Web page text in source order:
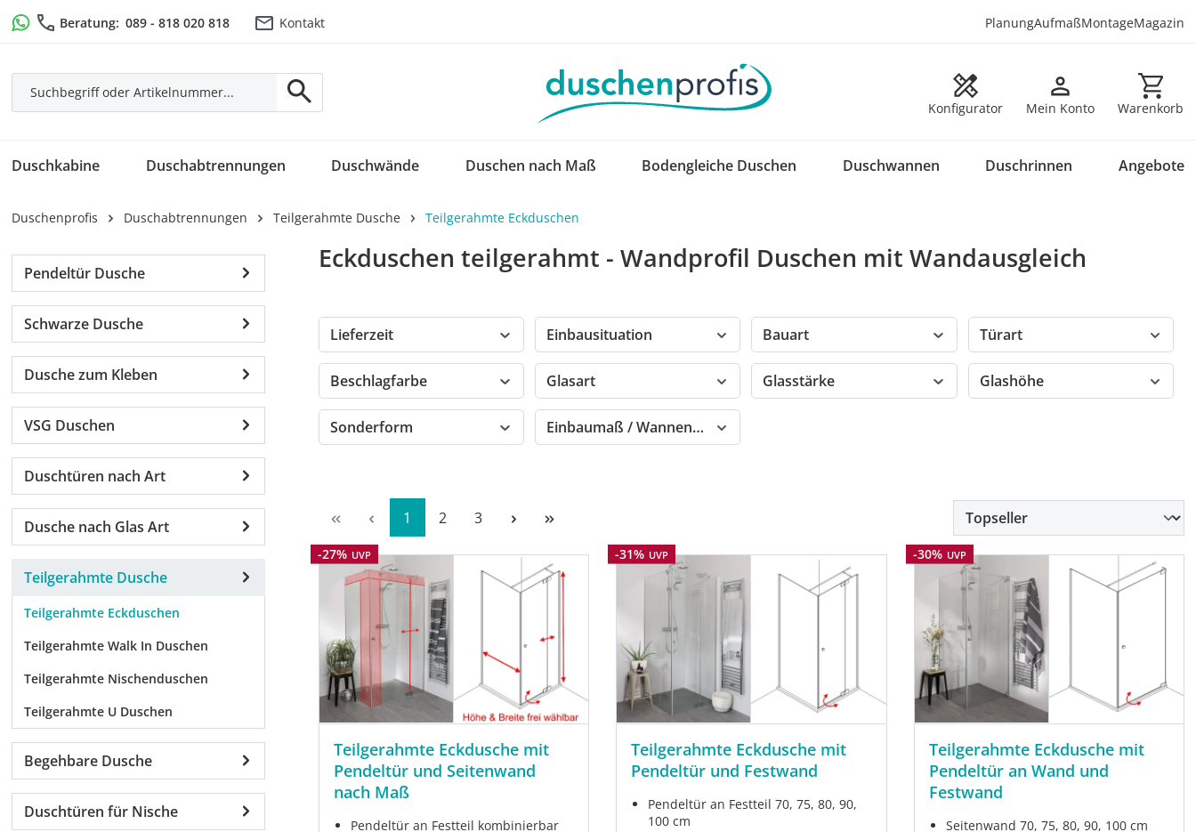
Hauptinhalt springen
Zur Suche springen
Zur Hauptnavigation springen
Beratung: 089 - 818 020 818 Kontakt PlanungAufmaßMontageMagazin
Konfigurator Mein Konto Warenkorb
Warenkorb
Duschkabine Duschabtrennungen Duschwände Duschen nach Maß Bodengleiche Duschen Duschwannen Duschrinnen Angebote
Duschenprofis Duschabtrennungen Teilgerahmte Dusche Teilgerahmte Eckduschen
Pendeltür Dusche
Schwarze Dusche
Dusche zum Kleben
VSG Duschen
Duschtüren nach Art
Dusche nach Glas Art
Teilgerahmte Dusche
Teilgerahmte Eckduschen
Teilgerahmte Walk In Duschen
Teilgerahmte Nischenduschen
Teilgerahmte U Duschen
Begehbare Dusche
Duschtüren für Nische
Eckduschen teilgerahmt - Wandprofil Duschen mit Wandausgleich
Lieferzeit Einbausituation Bauart Türart
Beschlagfarbe Glasart Glasstärke Glashöhe
Sonderform Einbaumaß / Wannenmaß
Seite
1 Seite
2 Seite
3
Rabatt
-27% UVP
Teilgerahmte Eckdusche mit
Pendeltür und Seitenwand
nach Maß
Pendeltür an Festteil kombinierbar
Rabatt
-31% UVP
Teilgerahmte Eckdusche mit
Pendeltür und Festwand
Pendeltür an Festteil 70, 75, 80, 90,
100 cm
Rabatt
-30% UVP
Teilgerahmte Eckdusche mit
Pendeltür an Wand und
Festwand
Seitenwand 70, 75, 80, 90, 100 cm